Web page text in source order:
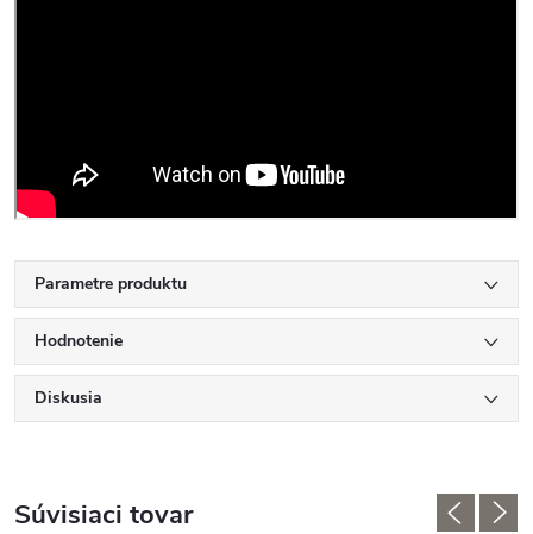
Parametre produktu
Hodnotenie
Diskusia
Súvisiaci tovar